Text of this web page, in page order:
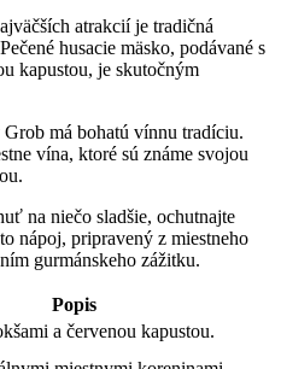
atrakcií je tradičná
husacie mäsko, podávané s
kapustou, je skutočným
má bohatú vínnu tradíciu.
vína, ktoré sú známe svojou
na niečo sladšie, ochutnajte
nápoj, pripravený z miestneho
gurmánskeho zážitku.
Popis
a červenou kapustou.